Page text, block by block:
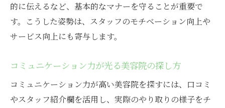
的に伝えるなど、基本的なマナーを守ることが重要で
す。こうした姿勢は、スタッフのモチベーション向上や
サービス向上にも寄与します。
コミュニケーション力が光る美容院の探し方
コミュニケーション力が高い美容院を探すには、口コミ
やスタッフ紹介欄を活用し、実際のやり取りの様子をチ